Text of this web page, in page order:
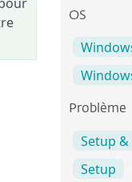
OS
Problème
Setup
Setup